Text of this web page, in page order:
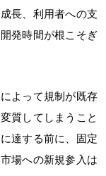
長、利用者への支
発時間が根こそぎ
よって規制が既存
質してしまうこと
達する前に、固定
場への新規参入は